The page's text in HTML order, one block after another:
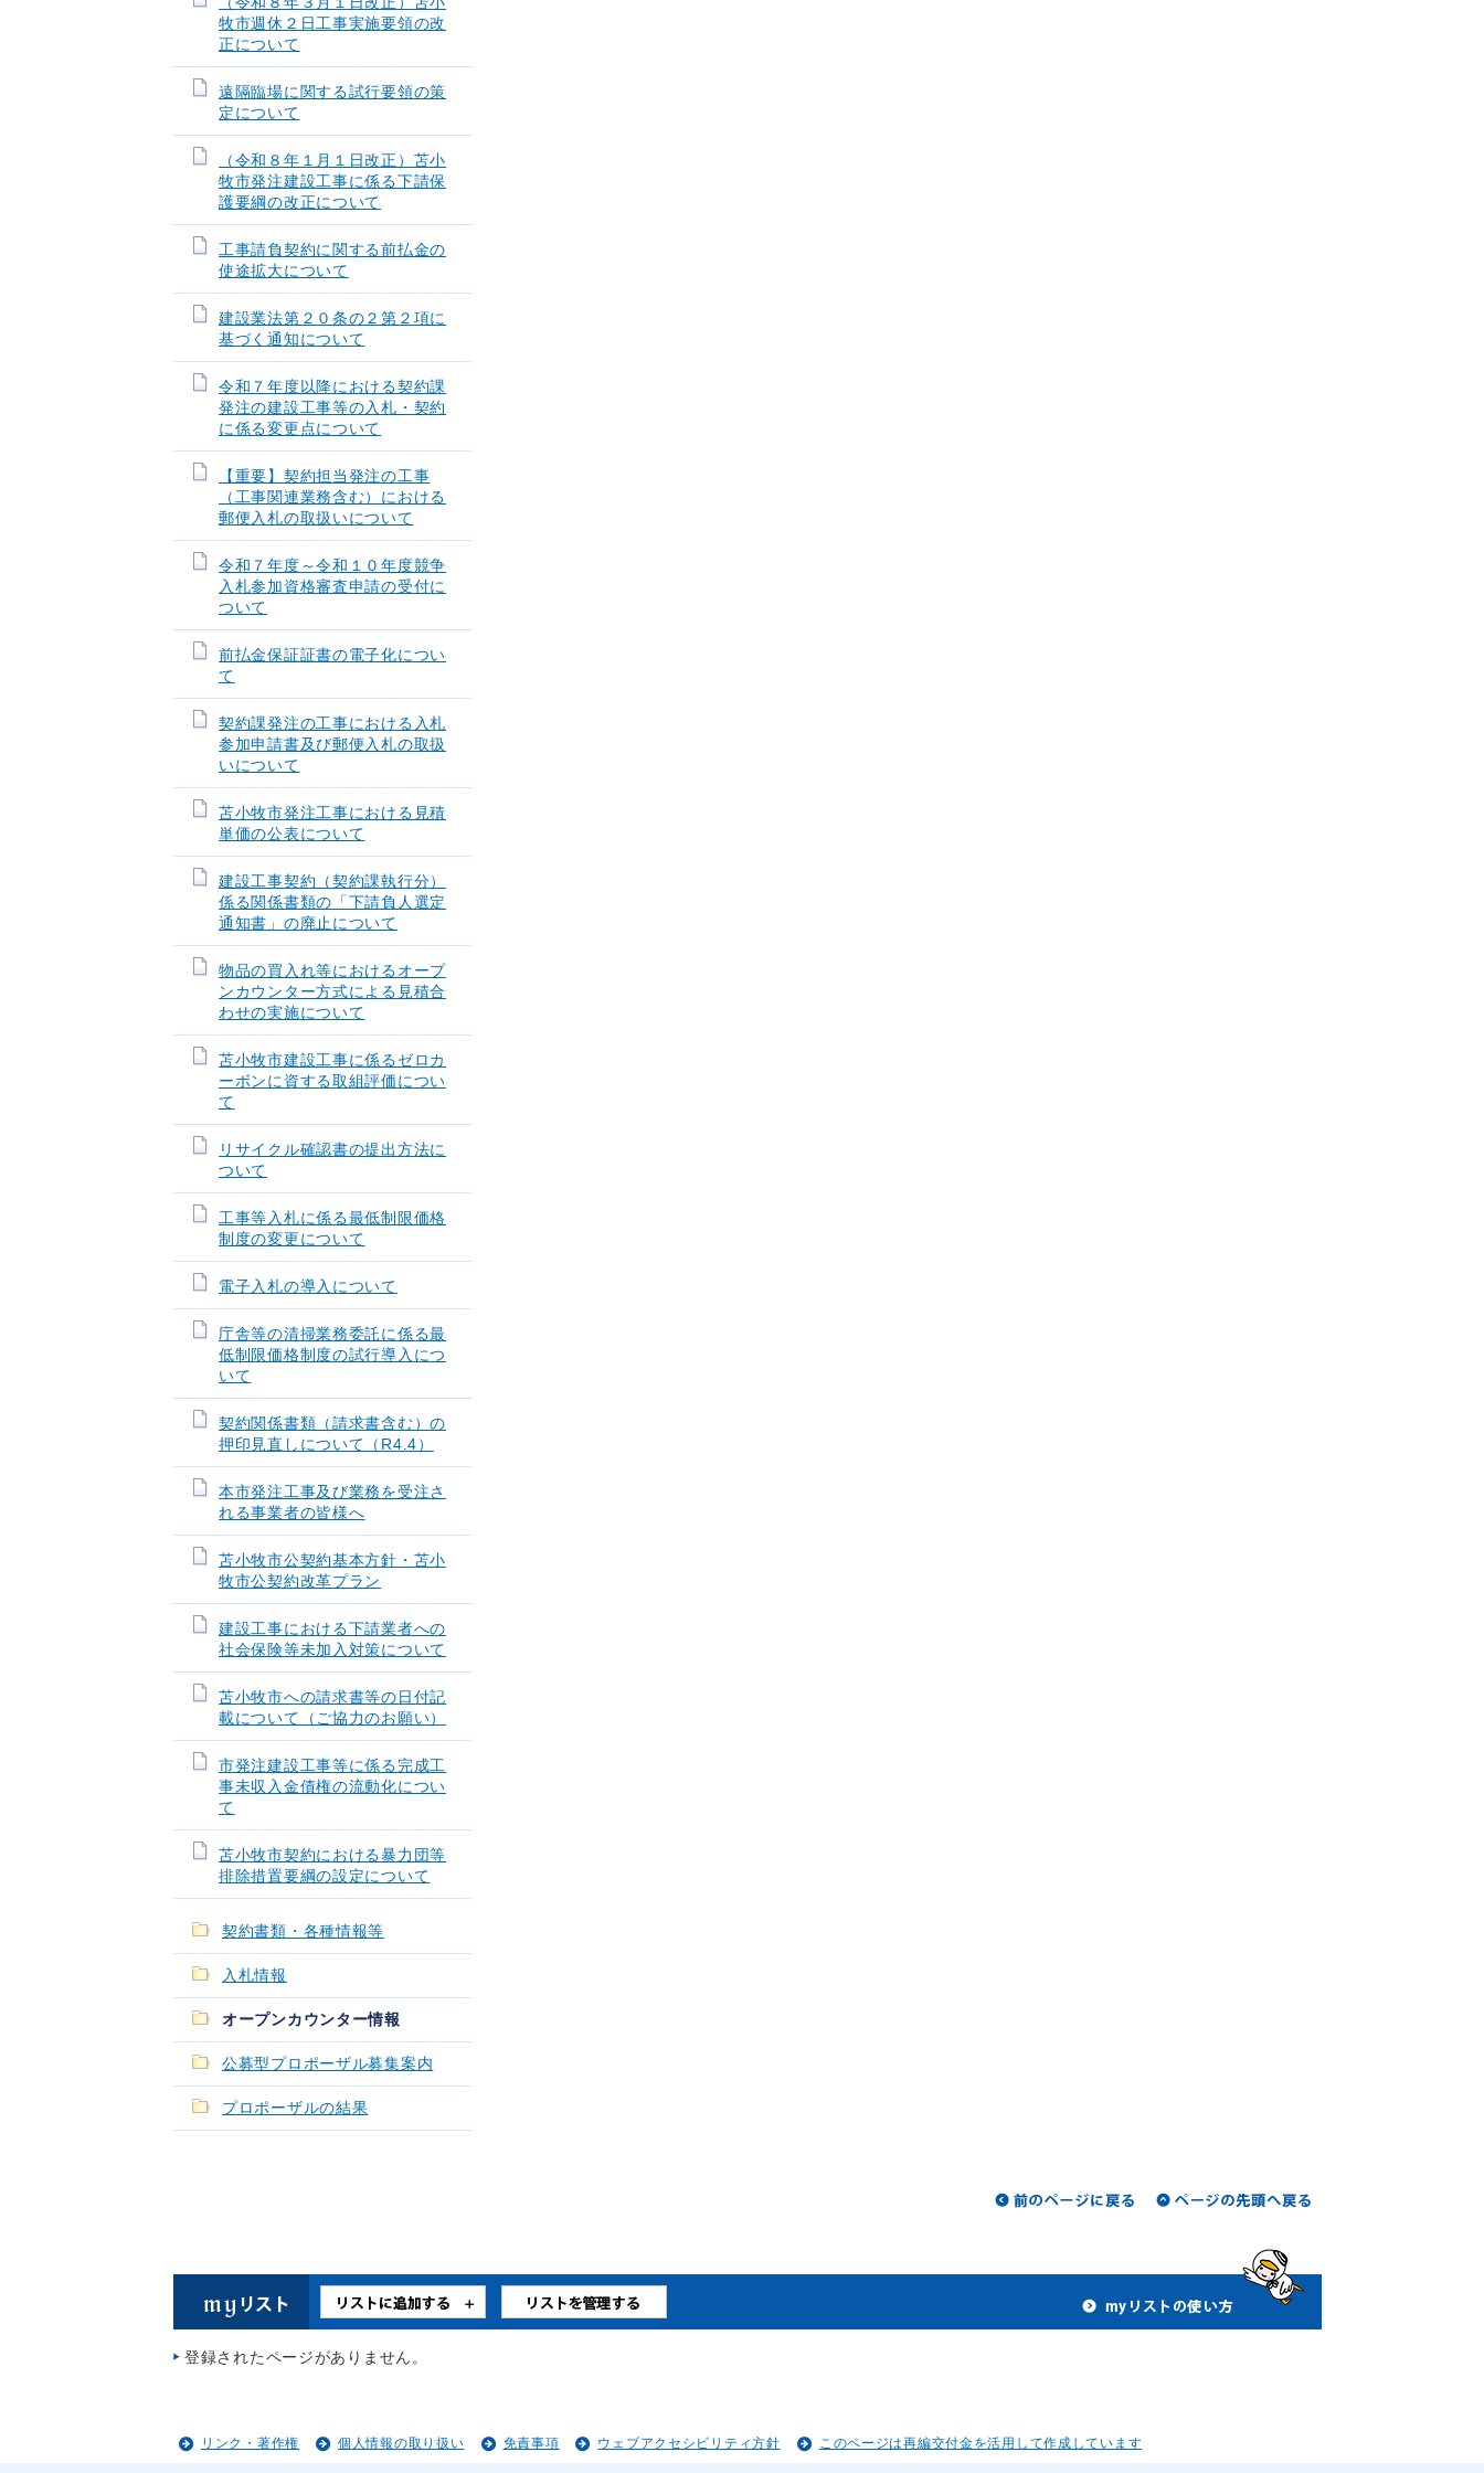
牧市週休２日工事実施要領の改
正について
遠隔臨場に関する試行要領の策
定について
（令和８年１月１日改正）苫小
牧市発注建設工事に係る下請保
護要綱の改正について
工事請負契約に関する前払金の
使途拡大について
建設業法第２０条の２第２項に
基づく通知について
令和７年度以降における契約課
発注の建設工事等の入札・契約
に係る変更点について
【重要】契約担当発注の工事
（工事関連業務含む）における
郵便入札の取扱いについて
令和７年度～令和１０年度競争
入札参加資格審査申請の受付に
ついて
前払金保証証書の電子化につい
て
契約課発注の工事における入札
参加申請書及び郵便入札の取扱
いについて
苫小牧市発注工事における見積
単価の公表について
建設工事契約（契約課執行分）
係る関係書類の「下請負人選定
通知書」の廃止について
物品の買入れ等におけるオープ
ンカウンター方式による見積合
わせの実施について
苫小牧市建設工事に係るゼロカ
ーボンに資する取組評価につい
て
リサイクル確認書の提出方法に
ついて
工事等入札に係る最低制限価格
制度の変更について
電子入札の導入について
庁舎等の清掃業務委託に係る最
低制限価格制度の試行導入につ
いて
契約関係書類（請求書含む）の
押印見直しについて（R4.4）
本市発注工事及び業務を受注さ
れる事業者の皆様へ
苫小牧市公契約基本方針・苫小
牧市公契約改革プラン
建設工事における下請業者への
社会保険等未加入対策について
苫小牧市への請求書等の日付記
載について（ご協力のお願い）
市発注建設工事等に係る完成工
事未収入金債権の流動化につい
て
苫小牧市契約における暴力団等
排除措置要綱の設定について
契約書類・各種情報等
入札情報
オープンカウンター情報
公募型プロポーザル募集案内
プロポーザルの結果
登録されたページがありません。
リンク・著作権 個人情報の取り扱い 免責事項 ウェブアクセシビリティ方針 このページは再編交付金を活用して作成しています